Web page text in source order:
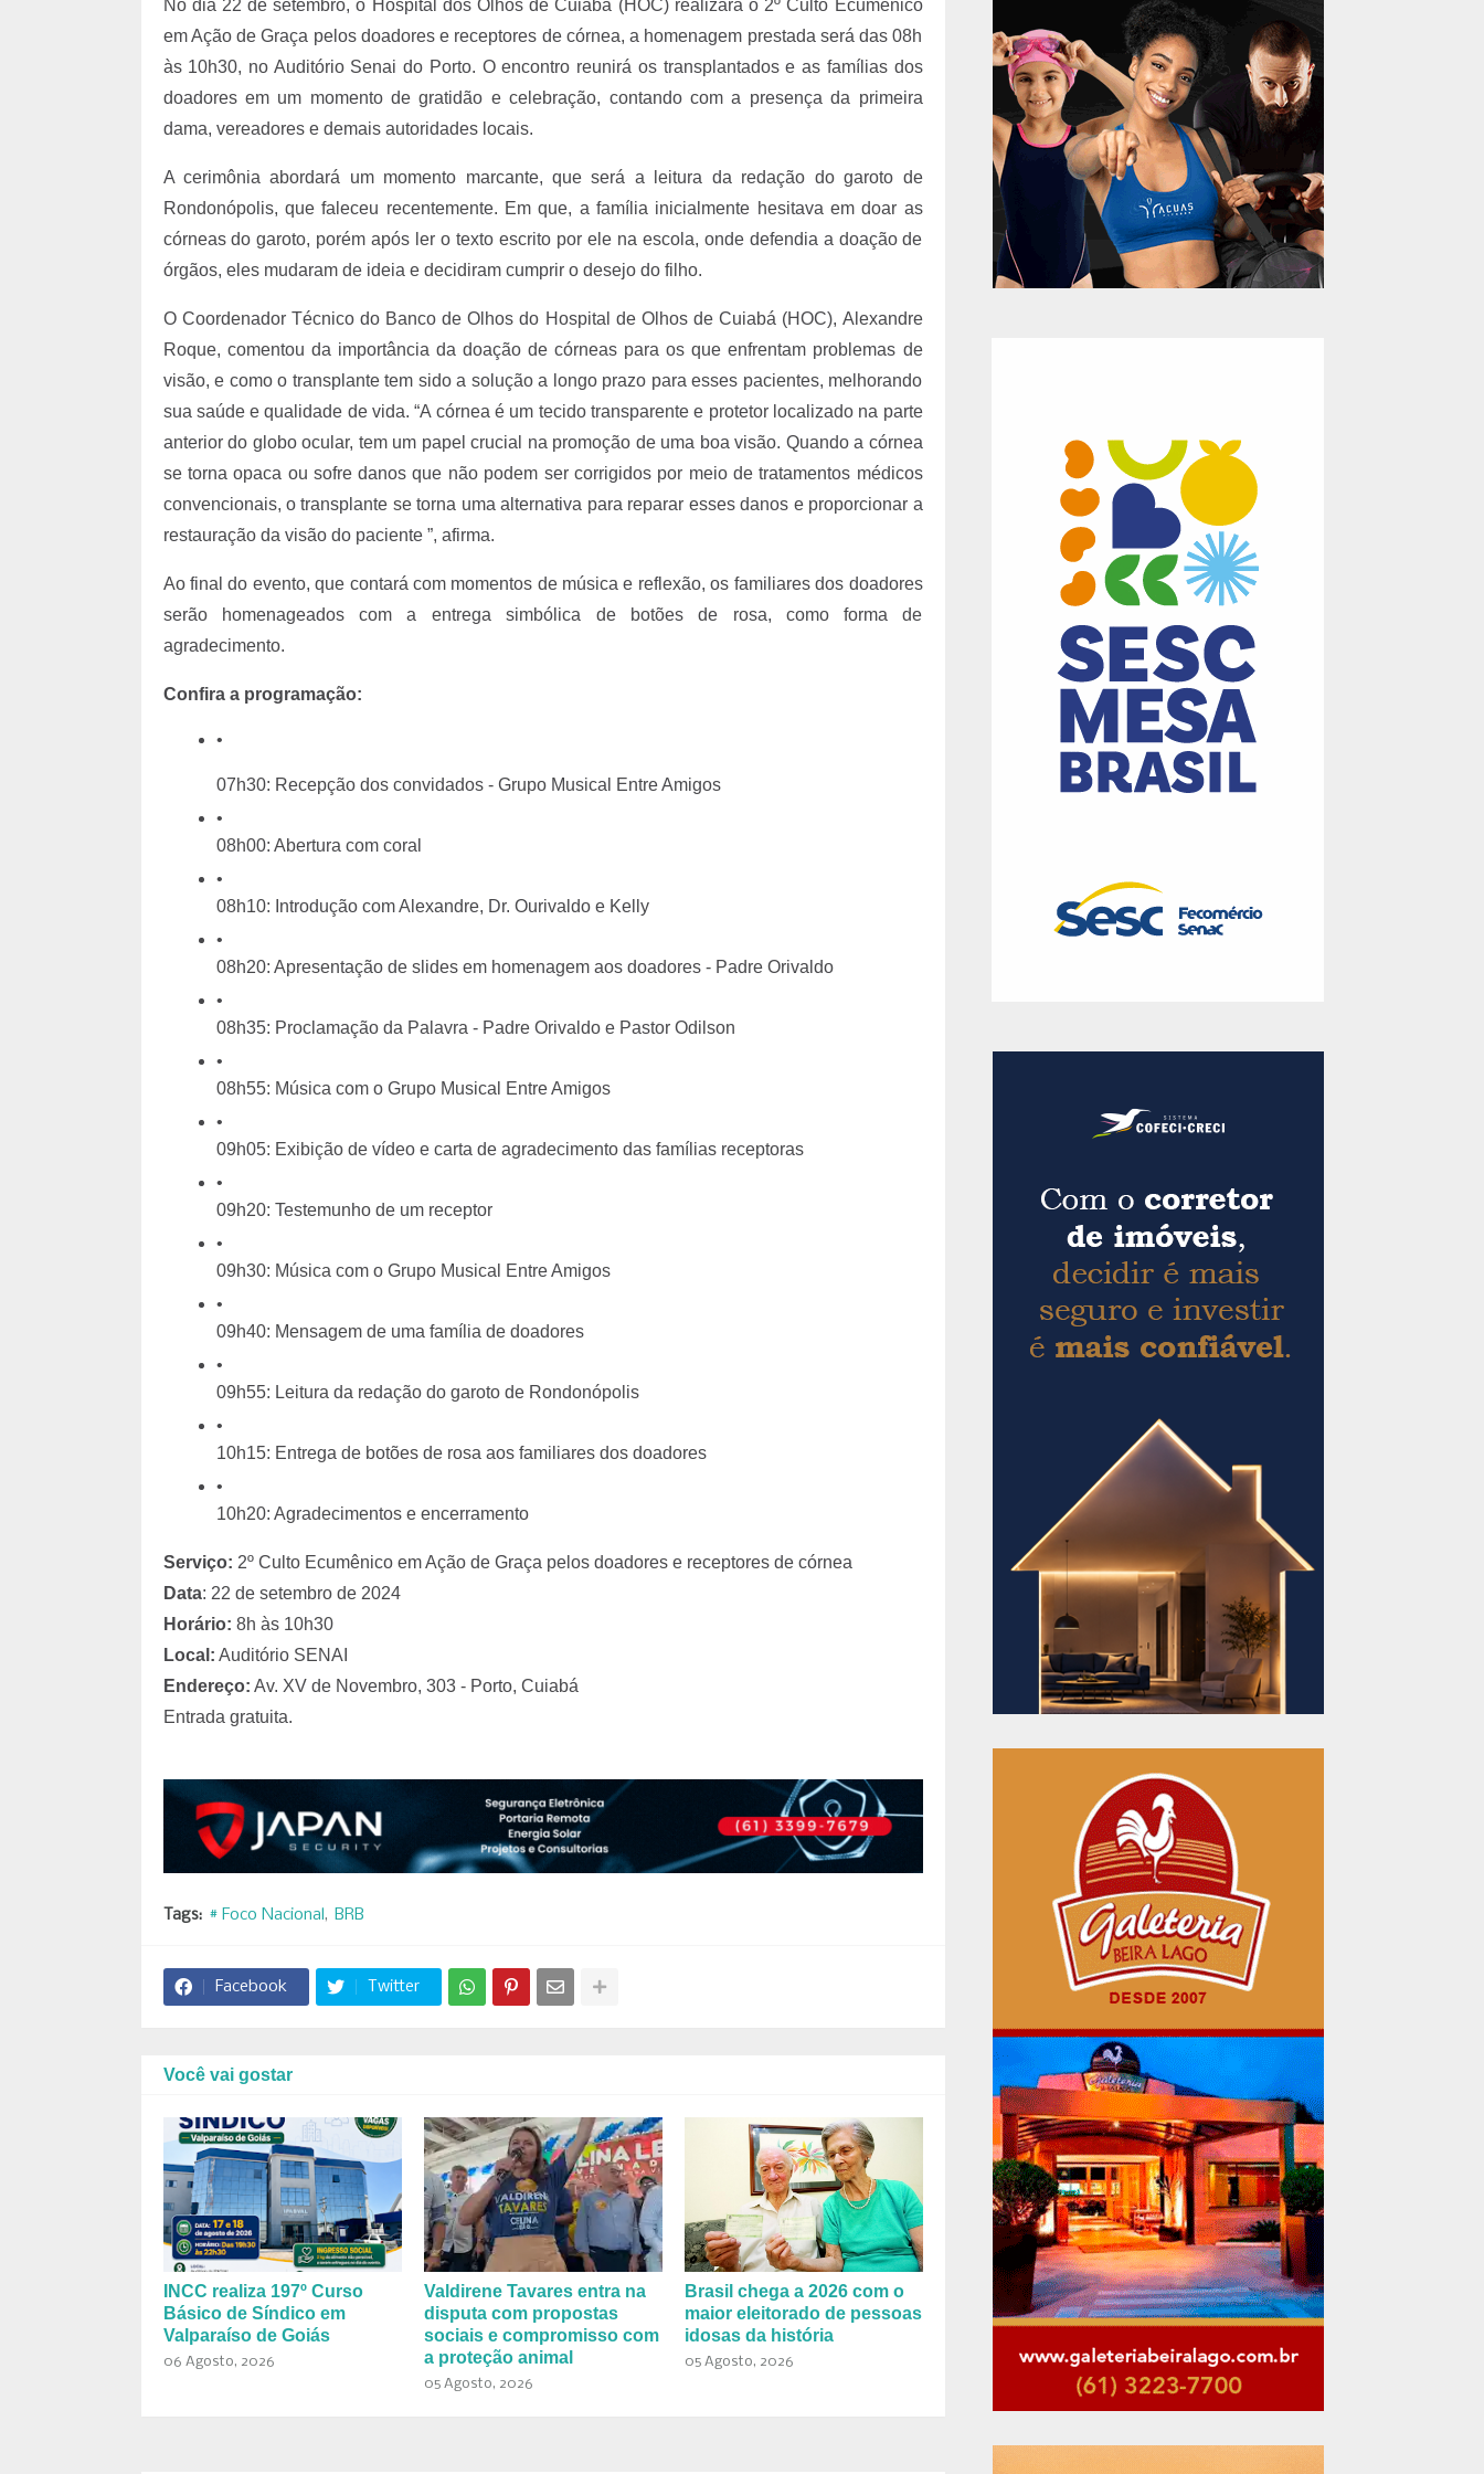
No dia 22 de setembro, o Hospital dos Olhos de Cuiabá (HOC) realizará o 2º Culto Ecumênico
em Ação de Graça pelos doadores e receptores de córnea, a homenagem prestada será das 08h
às 10h30, no Auditório Senai do Porto. O encontro reunirá os transplantados e as famílias dos
doadores em um momento de gratidão e celebração, contando com a presença da primeira
dama, vereadores e demais autoridades locais.
A cerimônia abordará um momento marcante, que será a leitura da redação do garoto de
Rondonópolis, que faleceu recentemente. Em que, a família inicialmente hesitava em doar as
córneas do garoto, porém após ler o texto escrito por ele na escola, onde defendia a doação de
órgãos, eles mudaram de ideia e decidiram cumprir o desejo do filho.
O Coordenador Técnico do Banco de Olhos do Hospital de Olhos de Cuiabá (HOC), Alexandre
Roque, comentou da importância da doação de córneas para os que enfrentam problemas de
visão, e como o transplante tem sido a solução a longo prazo para esses pacientes, melhorando
sua saúde e qualidade de vida. “A córnea é um tecido transparente e protetor localizado na parte
anterior do globo ocular, tem um papel crucial na promoção de uma boa visão. Quando a córnea
se torna opaca ou sofre danos que não podem ser corrigidos por meio de tratamentos médicos
convencionais, o transplante se torna uma alternativa para reparar esses danos e proporcionar a
restauração da visão do paciente ”, afirma.
Ao final do evento, que contará com momentos de música e reflexão, os familiares dos doadores
serão homenageados com a entrega simbólica de botões de rosa, como forma de
agradecimento.
Confira a programação:
07h30: Recepção dos convidados - Grupo Musical Entre Amigos
08h00: Abertura com coral
08h10: Introdução com Alexandre, Dr. Ourivaldo e Kelly
08h20: Apresentação de slides em homenagem aos doadores - Padre Orivaldo
08h35: Proclamação da Palavra - Padre Orivaldo e Pastor Odilson
08h55: Música com o Grupo Musical Entre Amigos
09h05: Exibição de vídeo e carta de agradecimento das famílias receptoras
09h20: Testemunho de um receptor
09h30: Música com o Grupo Musical Entre Amigos
09h40: Mensagem de uma família de doadores
09h55: Leitura da redação do garoto de Rondonópolis
10h15: Entrega de botões de rosa aos familiares dos doadores
10h20: Agradecimentos e encerramento
Serviço: 2º Culto Ecumênico em Ação de Graça pelos doadores e receptores de córnea
Data: 22 de setembro de 2024
Horário: 8h às 10h30
Local: Auditório SENAI
Endereço: Av. XV de Novembro, 303 - Porto, Cuiabá
Entrada gratuita.
Tags: # Foco Nacional BRB
Facebook Twitter
Você vai gostar
INCC realiza 197º Curso
Básico de Síndico em
Valparaíso de Goiás
06 Agosto, 2026
Valdirene Tavares entra na
disputa com propostas
sociais e compromisso com
a proteção animal
05 Agosto, 2026
Brasil chega a 2026 com o
maior eleitorado de pessoas
idosas da história
05 Agosto, 2026